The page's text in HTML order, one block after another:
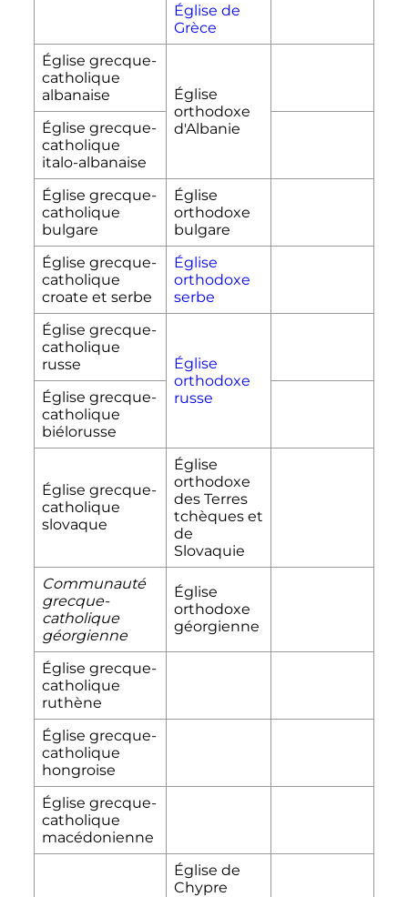
Église de
Grèce
Église grecque-
catholique
albanaise
Église
orthodoxe
d'Albanie
Église grecque-
catholique
italo-albanaise
Église grecque-
catholique
bulgare
Église
orthodoxe
bulgare
Église grecque-
catholique
croate et serbe
Église
orthodoxe
serbe
Église grecque-
catholique
russe
Église
orthodoxe
russe
Église grecque-
catholique
biélorusse
Église grecque-
catholique
slovaque
Église
orthodoxe
des Terres
tchèques et
de
Slovaquie
Communauté
grecque-
catholique
géorgienne
Église
orthodoxe
géorgienne
Église grecque-
catholique
ruthène
Église grecque-
catholique
hongroise
Église grecque-
catholique
macédonienne
Église de
Chypre